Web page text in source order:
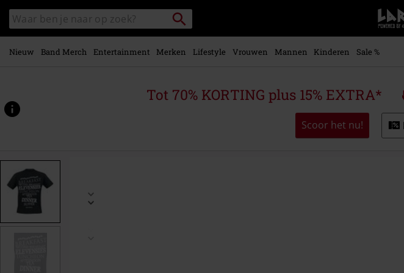
naar
hoofdinhoud
Zoek
in
catalogus
Packstation
zoeken
Nieuw Band Merch Entertainment Merken Lifestyle Vrouwen Mannen Kinderen Sale %
Tot 70% KORTING plus 15% EXTRA*
Scoor het nu!
www.large.nl/p/hobbit-
454306.html